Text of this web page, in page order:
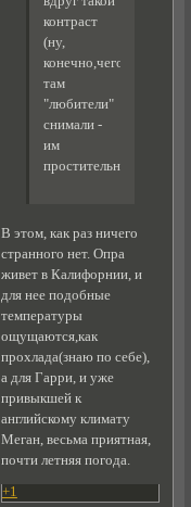
контраст
(ну,
конечно,чего
там
"любители"
снимали -
им
простительно)))
В этом, как раз ничего
странного нет. Опра
живет в Калифорнии, и
для нее подобные
температуры
ощущаются,как
прохлада(знаю по себе),
а для Гарри, и уже
привыкшей к
английскому климату
Меган, весьма приятная,
почти летняя погода.
+1